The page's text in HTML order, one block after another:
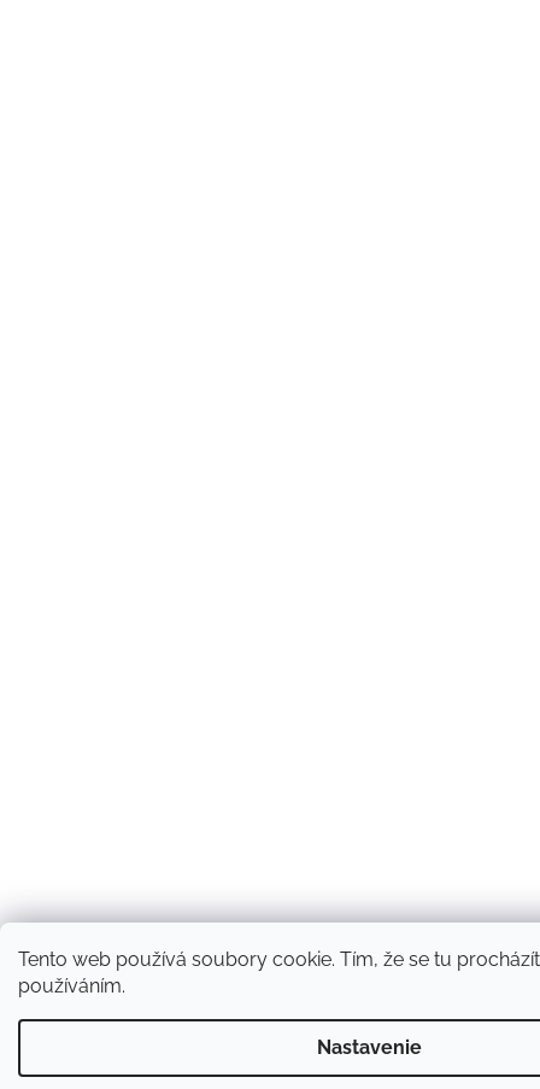
Tento web používá soubory cookie. Tím, že se tu
používáním.
Nastavenie